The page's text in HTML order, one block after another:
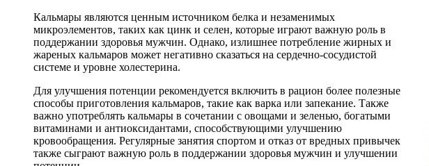
Кальмары являются ценным источником белка и незаменимых
микроэлементов, таких как цинк и селен, которые играют важную роль в
поддержании здоровья мужчин. Однако, излишнее потребление жирных и
жареных кальмаров может негативно сказаться на сердечно-сосудистой
системе и уровне холестерина.
Для улучшения потенции рекомендуется включить в рацион более полезные
способы приготовления кальмаров, такие как варка или запекание. Также
важно употреблять кальмары в сочетании с овощами и зеленью, богатыми
витаминами и антиоксидантами, способствующими улучшению
кровообращения. Регулярные занятия спортом и отказ от вредных привычек
также сыграют важную роль в поддержании здоровья мужчин и улучшении